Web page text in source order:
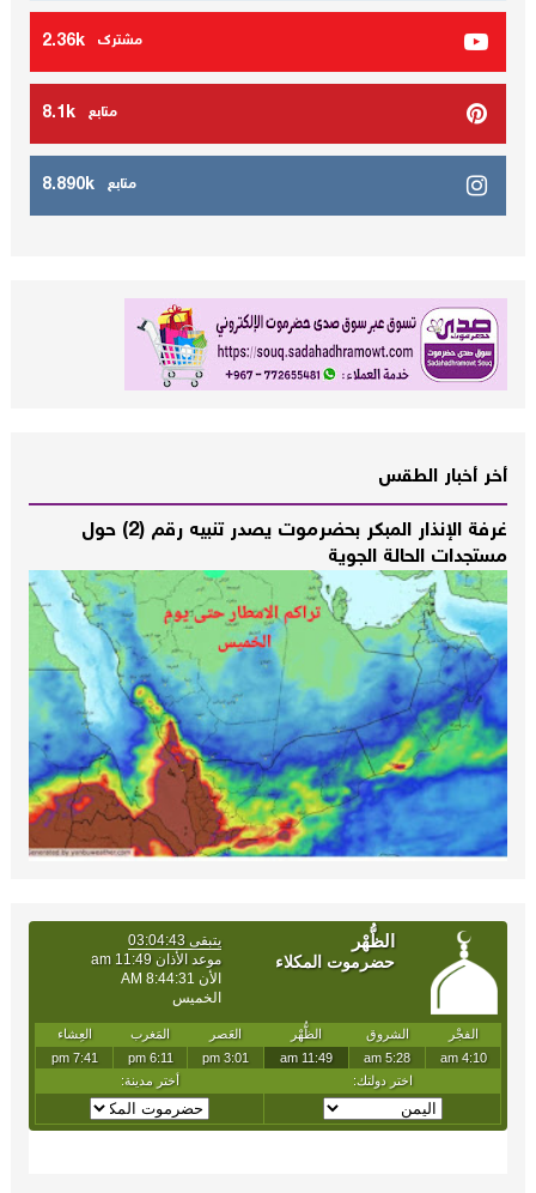
2.36k مشترك
8.1k متابع
8.890k متابع
أخر أخبار الطقس
غرفة الإنذار المبكر بحضرموت يصدر تنبيه رقم (2) حول
مستجدات الحالة الجوية